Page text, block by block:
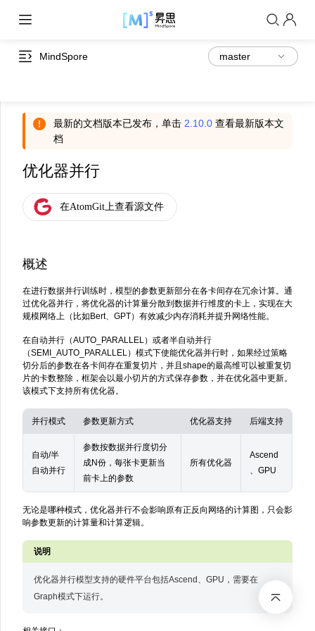
MindSpore
最新的文档版本已发布，单击 2.10.0 查看最新版本文
档
优化器并行
概述
在进行数据并行训练时，模型的参数更新部分在各卡间存在冗余计算。通
过优化器并行，将优化器的计算量分散到数据并行维度的卡上，实现在大
规模网络上（比如Bert、GPT）有效减少内存消耗并提升网络性能。
在自动并行（AUTO_PARALLEL）或者半自动并行
（SEMI_AUTO_PARALLEL）模式下使能优化器并行时，如果经过策略
切分后的参数在各卡间存在重复切片，并且shape的最高维可以被重复切
片的卡数整除，框架会以最小切片的方式保存参数，并在优化器中更新。
该模式下支持所有优化器。
并行模式 参数更新方式 优化器支持 后端支持
自动/半
自动并行
参数按数据并行度切分
成N份，每张卡更新当
前卡上的参数
所有优化器
Ascend
、GPU
无论是哪种模式，优化器并行不会影响原有正反向网络的计算图，只会影
响参数更新的计算量和计算逻辑。
优化器并行模型支持的硬件平台包括Ascend、GPU，需要在
Graph模式下运行。